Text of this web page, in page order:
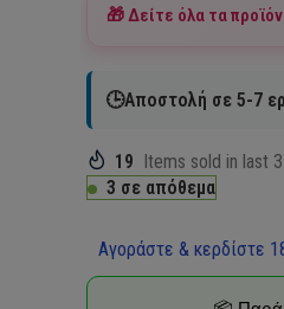
🎁 Δείτε όλα τα
🕒Αποστολή σε 5-7
19 Items sold in last
3 σε απόθεμα
Αγοράστε & κερδίστε